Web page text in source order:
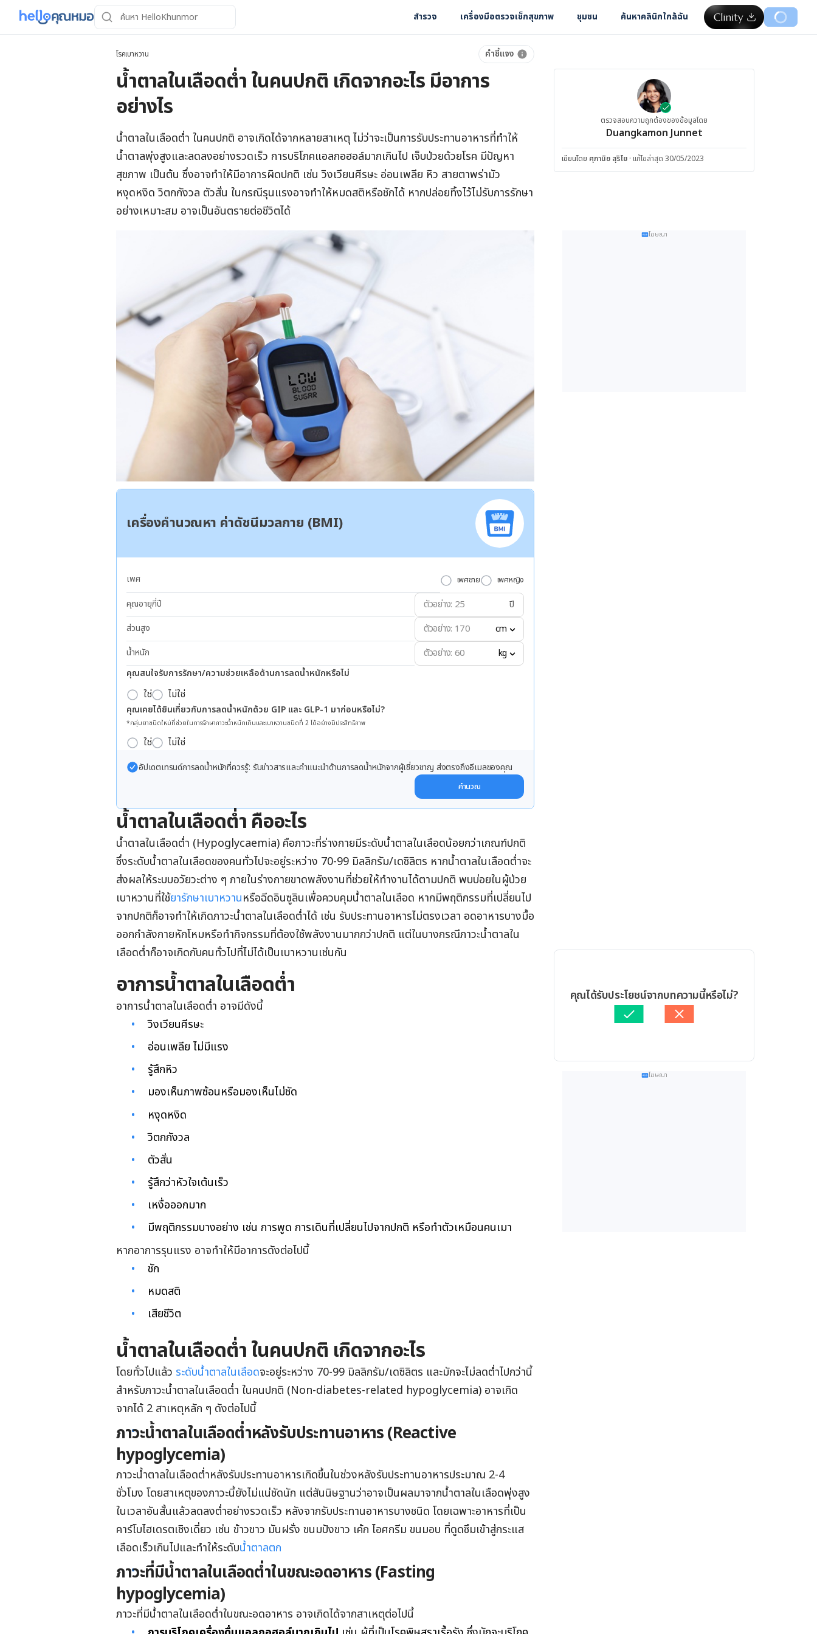
สำรวจ เครื่องมือตรวจเช็กสุขภาพ ชุมชน ค้นหาคลินิกใกล้ฉัน
โรคเบาหวาน คำชี้แจง
น้ำตาลในเลือดต่ำ ในคนปกติ เกิดจากอะไร มีอาการ
อย่างไร
น้ำตาลในเลือดต่ำ ในคนปกติ อาจเกิดได้จากหลายสาเหตุ ไม่ว่าจะเป็นการรับประทานอาหารที่ทำให้
น้ำตาลพุ่งสูงและลดลงอย่างรวดเร็ว การบริโภคแอลกอฮอล์มากเกินไป เจ็บป่วยด้วยโรค มีปัญหา
สุขภาพ เป็นต้น ซึ่งอาจทำให้มีอาการผิดปกติ เช่น วิงเวียนศีรษะ อ่อนเพลีย หิว สายตาพร่ามัว
หงุดหงิด วิตกกังวล ตัวสั่น ในกรณีรุนแรงอาจทำให้หมดสติหรือชักได้ หากปล่อยทิ้งไว้ไม่รับการรักษา
อย่างเหมาะสม อาจเป็นอันตรายต่อชีวิตได้
เครื่องคำนวณหา ค่าดัชนีมวลกาย (BMI)
เพศ เพศชาย เพศหญิง
คุณอายุกี่ปี
ปี
ส่วนสูง
cm
น้ำหนัก
kg
คุณสนใจรับการรักษา/ความช่วยเหลือด้านการลดน้ำหนักหรือไม่
ใช่ ไม่ใช่
คุณเคยได้ยินเกี่ยวกับการลดน้ำหนักด้วย GIP และ GLP-1 มาก่อนหรือไม่?
*กลุ่มยาชนิดใหม่ที่ช่วยในการรักษาภาวะน้ำหนักเกินและเบาหวานชนิดที่ 2 ได้อย่างมีประสิทธิภาพ
ใช่ ไม่ใช่
อัปเดตเทรนด์การลดน้ำหนักที่ควรรู้: รับข่าวสารและคำแนะนำด้านการลดน้ำหนักจากผู้เชี่ยวชาญ ส่งตรงถึงอีเมลของคุณ
คำนวณ
น้ำตาลในเลือดต่ำ คืออะไร
น้ำตาลในเลือดต่ำ (Hypoglycaemia) คือภาวะที่ร่างกายมีระดับน้ำตาลในเลือดน้อยกว่าเกณฑ์ปกติ
ซึ่งระดับน้ำตาลในเลือดของคนทั่วไปจะอยู่ระหว่าง 70-99 มิลลิกรัม/เดซิลิตร หากน้ำตาลในเลือดต่ำจะ
ส่งผลให้ระบบอวัยวะต่าง ๆ ภายในร่างกายขาดพลังงานที่ช่วยให้ทำงานได้ตามปกติ พบบ่อยในผู้ป่วย
เบาหวานที่ใช้ยารักษาเบาหวานหรือฉีดอินซูลินเพื่อควบคุมน้ำตาลในเลือด หากมีพฤติกรรมที่เปลี่ยนไป
จากปกติก็อาจทำให้เกิดภาวะน้ำตาลในเลือดต่ำได้ เช่น รับประทานอาหารไม่ตรงเวลา อดอาหารบางมื้อ
ออกกำลังกายหักโหมหรือทำกิจกรรมที่ต้องใช้พลังงานมากกว่าปกติ แต่ในบางกรณีภาวะน้ำตาลใน
เลือดต่ำก็อาจเกิดกับคนทั่วไปที่ไม่ได้เป็นเบาหวานเช่นกัน
อาการน้ำตาลในเลือดต่ำ
อาการน้ำตาลในเลือดต่ำ อาจมีดังนี้
วิงเวียนศีรษะ
อ่อนเพลีย ไม่มีแรง
รู้สึกหิว
มองเห็นภาพซ้อนหรือมองเห็นไม่ชัด
หงุดหงิด
วิตกกังวล
ตัวสั่น
รู้สึกว่าหัวใจเต้นเร็ว
เหงื่อออกมาก
มีพฤติกรรมบางอย่าง เช่น การพูด การเดินที่เปลี่ยนไปจากปกติ หรือทำตัวเหมือนคนเมา
หากอาการรุนแรง อาจทำให้มีอาการดังต่อไปนี้
ชัก
หมดสติ
เสียชีวิต
น้ำตาลในเลือดต่ำ ในคนปกติ เกิดจากอะไร
โดยทั่วไปแล้ว ระดับน้ำตาลในเลือดจะอยู่ระหว่าง 70-99 มิลลิกรัม/เดซิลิตร และมักจะไม่ลดต่ำไปกว่านี้
สำหรับภาวะน้ำตาลในเลือดต่ำ ในคนปกติ (Non-diabetes-related hypoglycemia) อาจเกิด
จากได้ 2 สาเหตุหลัก ๆ ดังต่อไปนี้
ภาวะน้ำตาลในเลือดต่ำหลังรับประทานอาหาร (Reactive
hypoglycemia)
ภาวะน้ำตาลในเลือดต่ำหลังรับประทานอาหารเกิดขึ้นในช่วงหลังรับประทานอาหารประมาณ 2-4
ชั่วโมง โดยสาเหตุของภาวะนี้ยังไม่แน่ชัดนัก แต่สันนิษฐานว่าอาจเป็นผลมาจากน้ำตาลในเลือดพุ่งสูง
ในเวลาอันสั้นแล้วลดลงต่ำอย่างรวดเร็ว หลังจากรับประทานอาหารบางชนิด โดยเฉพาะอาหารที่เป็น
คาร์โบไฮเดรตเชิงเดี่ยว เช่น ข้าวขาว มันฝรั่ง ขนมปังขาว เค้ก ไอศกรีม ขนมอบ ที่ดูดซึมเข้าสู่กระแส
เลือดเร็วเกินไปและทำให้ระดับน้ำตาลตก
ภาวะที่มีน้ำตาลในเลือดต่ำในขณะอดอาหาร (Fasting
hypoglycemia)
ภาวะที่มีน้ำตาลในเลือดต่ำในขณะอดอาหาร อาจเกิดได้จากสาเหตุต่อไปนี้
ตรวจสอบความถูกต้องของข้อมูลโดย
Duangkamon Junnet
เขียนโดย ศุภานิช สุริโย · แก้ไขล่าสุด 30/05/2023
โฆษณา
คุณได้รับประโยชน์จากบทความนี้หรือไม่?
โฆษณา